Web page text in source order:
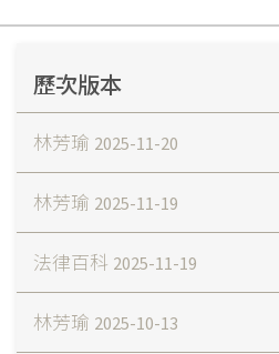
歷次版本
林芳瑜 2025-11-20
林芳瑜 2025-11-19
法律百科 2025-11-19
林芳瑜 2025-10-13